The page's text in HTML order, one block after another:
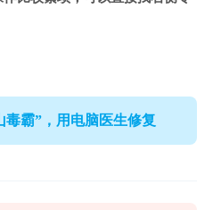
毒霸”，用电脑医生修复